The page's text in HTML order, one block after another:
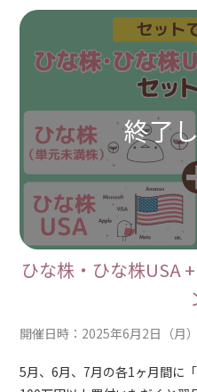
ひな株・ひな株USA
開催日時：2025年6月2日（月
5月、6月、7月の各1ヶ月間に